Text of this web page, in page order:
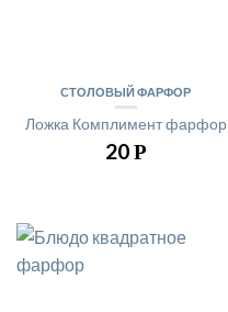
СТОЛОВЫЙ ФАРФОР
Ложка Комплимент фарфор
20Р